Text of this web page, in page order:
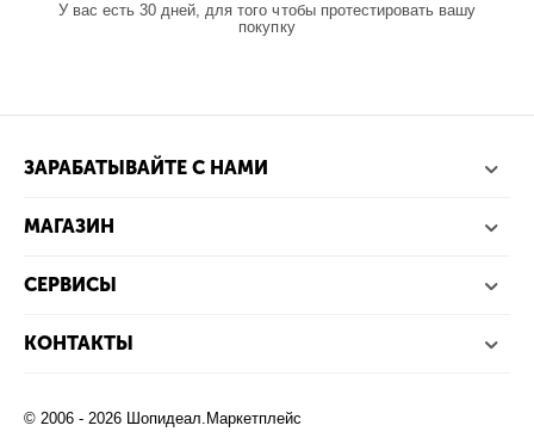
У вас есть 30 дней, для того чтобы протестировать вашу
покупку
ЗАРАБАТЫВАЙТЕ С НАМИ
МАГАЗИН
СЕРВИСЫ
КОНТАКТЫ
© 2006 - 2026 Шопидеал.Маркетплейс